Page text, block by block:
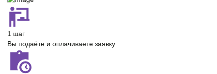
1 шаг
Вы подаёте и оплачиваете заявку